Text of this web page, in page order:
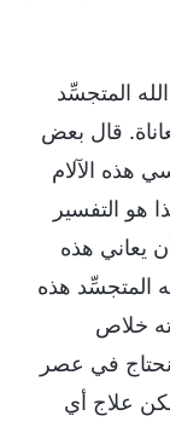
المتجسِّد
قال بعض
هذه الآلام
هو التفسير
يعاني هذه
المتجسِّد هذه
خلاص
نحتاج في عصر
علاج أي